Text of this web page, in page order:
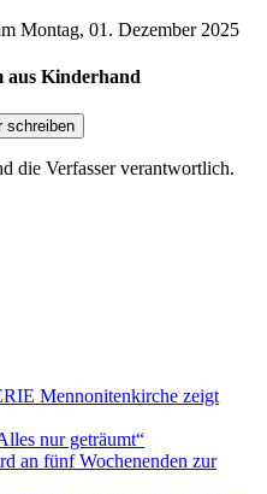
Montag, 01. Dezember 2025
aus Kinderhand
die Verfasser verantwortlich.
Mennonitenkirche zeigt
nur geträumt“
an fünf Wochenenden zur